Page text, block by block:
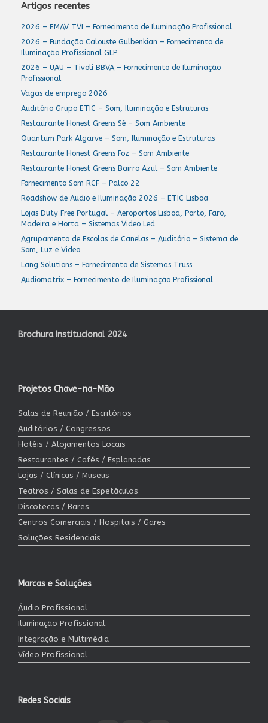
Artigos recentes
2026 – EMAV TVI – Fornecimento de Iluminação Profissional
2026 – Fundação Calouste Gulbenkian – Fornecimento de
Iluminação Profissional GLP
2026 – UAU – Tivoli BBVA – Fornecimento de Iluminação
Profissional
Vagas de emprego 2026
Auditório Grupo ETIC – Som, Iluminação e Estruturas
Restaurante Honest Greens Sé – Som Ambiente
Quantum Park Algarve – Som, Iluminação e Estruturas
Restaurante Honest Greens Foz – Som Ambiente
Restaurante Honest Greens Bairro Azul – Som Ambiente
Fornecimento Som RCF – Palco 22
Roadshow de Audio e Iluminação 2026 – ETIC Lisboa
Lojas Duty Free Portugal – Aeroportos Lisboa, Porto, Faro,
Madeira e Horta – Sistemas Video Led
Agrupamento de Escolas de Canelas – Auditório – Sistema de
Som, Luz e Video
Lang Solutions – Fornecimento de Sistemas Truss
Audiomatrix – Fornecimento de Iluminação Profissional
Brochura Institucional 2024
Projetos Chave-na-Mão
Salas de Reunião / Escritórios
Auditórios / Congressos
Hotéis / Alojamentos Locais
Restaurantes / Cafés / Esplanadas
Lojas / Clínicas / Museus
Teatros / Salas de Espetáculos
Discotecas / Bares
Centros Comerciais / Hospitais / Gares
Soluções Residenciais
Marcas e Soluções
Áudio Profissional
Iluminação Profissional
Integração e Multimédia
Vídeo Profissional
Redes Sociais